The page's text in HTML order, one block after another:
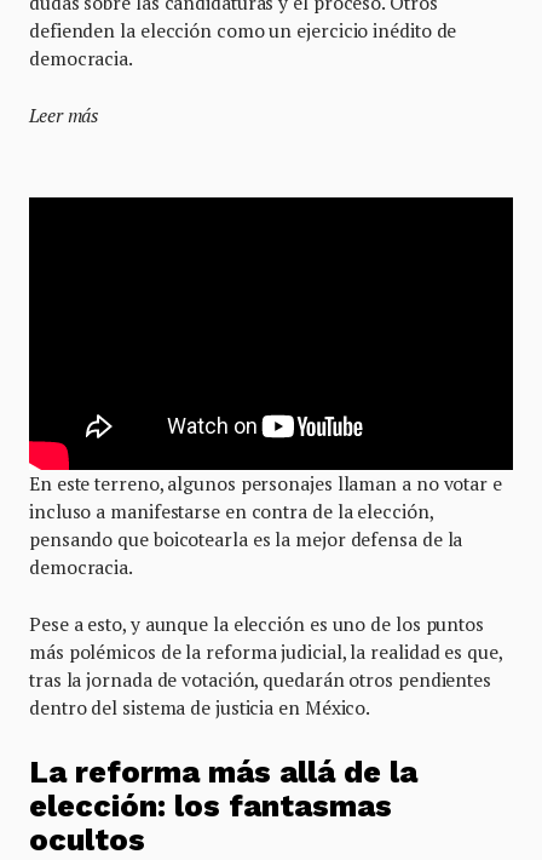
defienden la elección como un ejercicio inédito de
democracia.
Leer más
En este terreno, algunos personajes llaman a no votar e
incluso a manifestarse en contra de la elección,
pensando que boicotearla es la mejor defensa de la
democracia.
Pese a esto, y aunque la elección es uno de los puntos
más polémicos de la reforma judicial, la realidad es que,
tras la jornada de votación, quedarán otros pendientes
dentro del sistema de justicia en México.
La reforma más allá de la
elección: los fantasmas
ocultos